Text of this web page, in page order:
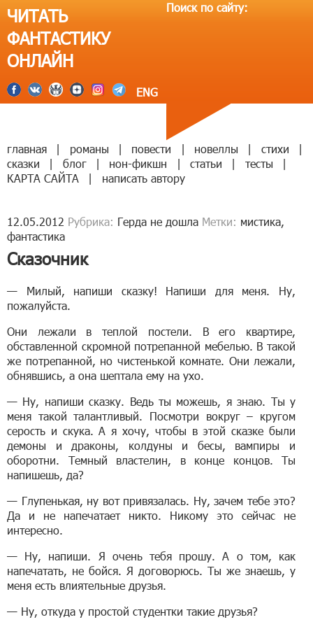
ЧИТАТЬ
ФАНТАСТИКУ
ОНЛАЙН
ENG
Поиск по сайту:
главная | романы | повести | новеллы | стихи
|
сказки
| блог | нон-фикшн | статьи | тесты
|
КАРТА САЙТА
| написать автору
12.05.2012 Рубрика: Герда не дошла Метки: мистика,
фантастика
Сказочник
— Милый, напиши сказку! Напиши для меня. Ну,
пожалуйста.
Они лежали в теплой постели. В его квартире,
обставленной скромной потрепанной мебелью. В такой
же потрепанной, но чистенькой комнате. Они лежали,
обнявшись, а она шептала ему на ухо.
— Ну, напиши сказку. Ведь ты можешь, я знаю. Ты у
меня такой талантливый. Посмотри вокруг – кругом
серость и скука. А я хочу, чтобы в этой сказке были
демоны и драконы, колдуны и бесы, вампиры и
оборотни. Темный властелин, в конце концов. Ты
напишешь, да?
— Глупенькая, ну вот привязалась. Ну, зачем тебе это?
Да и не напечатает никто. Никому это сейчас не
интересно.
— Ну, напиши. Я очень тебя прошу. А о том, как
напечатать, не бойся. Я договорюсь. Ты же знаешь, у
меня есть влиятельные друзья.
— Ну, откуда у простой студентки такие друзья?